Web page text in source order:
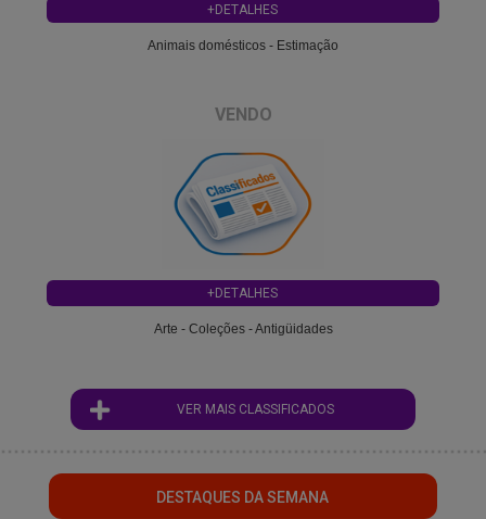
+DETALHES
Animais domésticos - Estimação
VENDO
+DETALHES
Arte - Coleções - Antigüidades
VER MAIS CLASSIFICADOS
DESTAQUES DA SEMANA